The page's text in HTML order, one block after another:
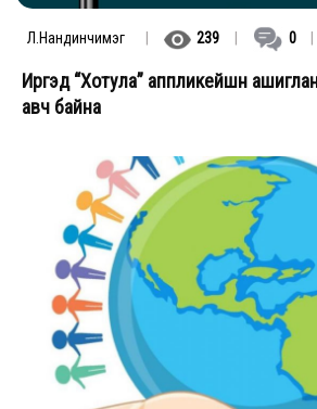
Л.Нандинчимэг 239 0
Иргэд “Хотула” аппликейшн
авч байна